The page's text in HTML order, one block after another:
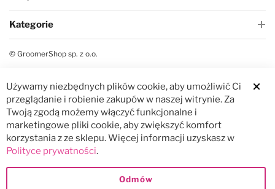
Kategorie
© GroomerShop sp. z o.o.
Używamy niezbędnych plików cookie, aby umożliwić Ci
przeglądanie i robienie zakupów w naszej witrynie. Za
Twoją zgodą możemy włączyć funkcjonalne i
marketingowe pliki cookie, aby zwiększyć komfort
korzystania z ze sklepu. Więcej informacji uzyskasz w
Polityce prywatności.
Odmów